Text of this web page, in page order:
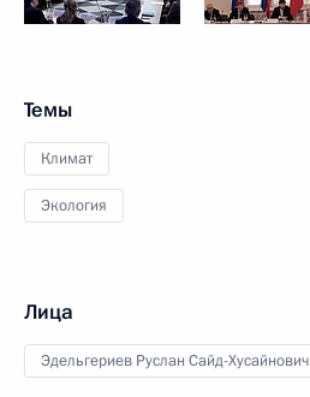
Темы
Климат
Экология
Лица
Эдельгериев Руслан Сайд-Хусайнович